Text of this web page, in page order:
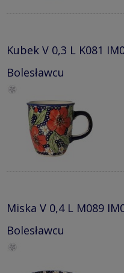
Kubek V 0,3 L K081
Bolesławcu
Miska V 0,4 L M089
Bolesławcu